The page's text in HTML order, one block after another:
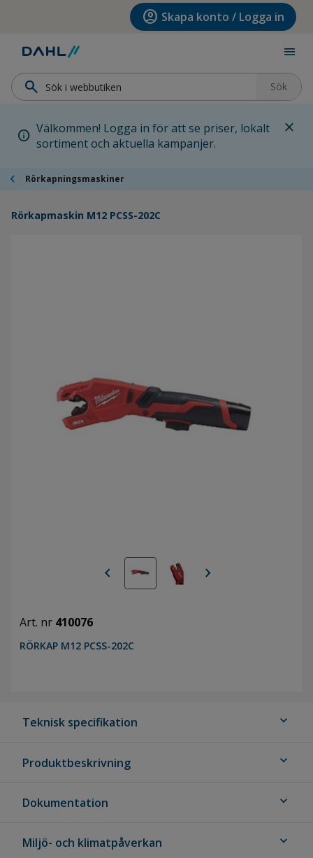
Hoppa till huvudinnehållet account_circle Skapa konto / Logga in
menu
search Sök
info Välkommen! Logga in för att se priser, lokalt
sortiment och aktuella kampanjer.
close
chevron_left Rörkapningsmaskiner
Rörkapmaskin M12 PCSS-202C
chevron_left chevron_right
Art. nr 410076
RÖRKAP M12 PCSS-202C
Teknisk specifikation expand_more
Produktbeskrivning expand_more
Dokumentation expand_more
Miljö- och klimatpåverkan expand_more